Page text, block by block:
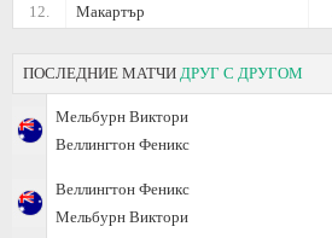
12.
Макартър
ПОСЛЕДНИЕ МАТЧИ ДРУГ С ДРУГОМ
Мельбурн Виктори
Веллингтон Феникс
Веллингтон Феникс
Мельбурн Виктори